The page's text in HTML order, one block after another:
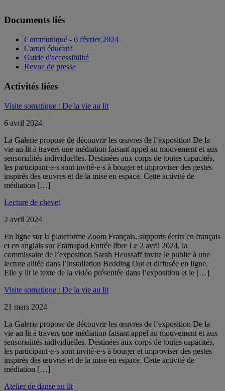
Documents liés
Communiqué - 6 février 2024
Carnet éducatif
Guide d'accessibilité
Revue de presse
Activités liées
Visite somatique : De la vie au lit
6 avril 2024
La Galerie propose de découvrir les œuvres de l’exposition De la
vie au lit à travers une médiation faisant appel au mouvement et aux
sensorialités individuelles. Destinées aux corps de toutes capacités,
les participant·e·s sont invité·e·s à bouger et improviser des gestes
inspirés des œuvres et de la mise en espace. Cette activité de
médiation […]
Lecture de chevet
2 avril 2024
En ligne sur la plateforme Zoom Français, supports écrits en français
et en anglais sur Framapad Entrée libre Le 2 avril 2024, la
commissaire de l’exposition Sarah Heussaff invite le public à une
lecture alitée dans l’installation Bedding Out et diffusée en ligne.
Elle y lit le texte de la vidéo présentée dans l’exposition et le […]
Visite somatique : De la vie au lit
21 mars 2024
La Galerie propose de découvrir les œuvres de l’exposition De la
vie au lit à travers une médiation faisant appel au mouvement et aux
sensorialités individuelles. Destinées aux corps de toutes capacités,
les participant·e·s sont invité·e·s à bouger et improviser des gestes
inspirés des œuvres et de la mise en espace. Cette activité de
médiation […]
Atelier de danse au lit